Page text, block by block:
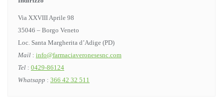
Via XXVIII Aprile 98
35046 – Borgo Veneto
Loc. Santa Margherita d’Adige (PD)
Mail : info@farmaciaveronesesnc.com
Tel : 0429-86124
Whatsapp : 366 42 32 511